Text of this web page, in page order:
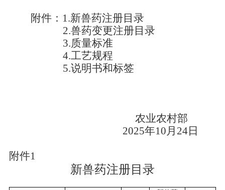
附件： 1.新兽药注册目录
2.兽药变更注册目录
3.质量标准
4.工艺规程
5.说明书和标签
农业农村部
2025年10月 24日
附件1
新兽药注册目录